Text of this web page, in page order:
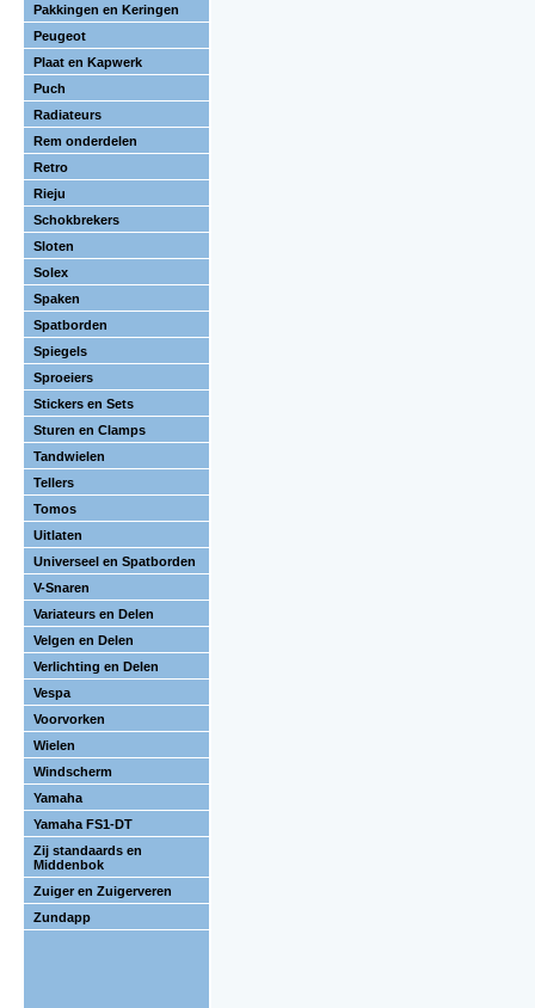
Pakkingen en Keringen
Peugeot
Plaat en Kapwerk
Puch
Radiateurs
Rem onderdelen
Retro
Rieju
Schokbrekers
Sloten
Solex
Spaken
Spatborden
Spiegels
Sproeiers
Stickers en Sets
Sturen en Clamps
Tandwielen
Tellers
Tomos
Uitlaten
Universeel en Spatborden
V-Snaren
Variateurs en Delen
Velgen en Delen
Verlichting en Delen
Vespa
Voorvorken
Wielen
Windscherm
Yamaha
Yamaha FS1-DT
Zij standaards en
Middenbok
Zuiger en Zuigerveren
Zundapp